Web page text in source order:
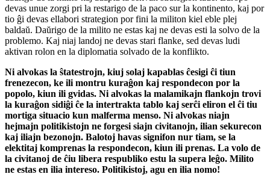
devas unue zorgi pri la restarigo de la paco sur la kontinento, kaj por
tio ĝi devas ellabori strategion por fini la militon kiel eble plej
baldaŭ. Daŭrigo de la milito ne estas kaj ne devas esti la solvo de la
problemo. Kaj niaj landoj ne devas stari flanke, sed devas ludi
aktivan rolon en la diplomatia solvado de la konflikto.
Ni alvokas la ŝtatestrojn, kiuj solaj kapablas ĉesigi ĉi tiun
frenezecon, ke ili montru kuraĝon kaj respondecon por la
popolo, kiun ili gvidas. Ni alvokas la malamikajn flankojn trovi
la kuraĝon sidiĝi ĉe la intertrakta tablo kaj serĉi eliron el ĉi tiu
mortiga situacio kun malferma menso. Ni alvokas niajn
hejmajn politikistojn ne forgesi siajn civitanojn, ilian sekurecon
kaj iliajn bezonojn. Balotoj havas signifon nur tiam, se la
elektitaj komprenas la respondecon, kiun ili prenas. La volo de
la civitanoj de ĉiu libera respubliko estu la supera leĝo. Milito
ne estas en ilia intereso. Politikistoj, agu en ilia nomo!